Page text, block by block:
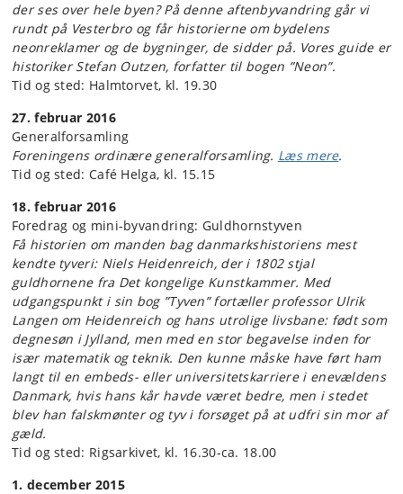
der ses over hele byen? På denne aftenbyvandring går vi
rundt på Vesterbro og får historierne om bydelens
neonreklamer og de bygninger, de sidder på. Vores guide er
historiker Stefan Outzen, forfatter til bogen ”Neon”.
Tid og sted: Halmtorvet, kl. 19.30
27. februar 2016
Generalforsamling
Foreningens ordinære generalforsamling. Læs mere.
Tid og sted: Café Helga, kl. 15.15
18. februar 2016
Foredrag og mini-byvandring: Guldhornstyven
Få historien om manden bag danmarkshistoriens mest
kendte tyveri: Niels Heidenreich, der i 1802 stjal
guldhornene fra Det kongelige Kunstkammer. Med
udgangspunkt i sin bog ”Tyven” fortæller professor Ulrik
Langen om Heidenreich og hans utrolige livsbane: født som
degnesøn i Jylland, men med en stor begavelse inden for
især matematik og teknik. Den kunne måske have ført ham
langt til en embeds- eller universitetskarriere i enevældens
Danmark, hvis hans kår havde været bedre, men i stedet
blev han falskmønter og tyv i forsøget på at udfri sin mor af
gæld.
Tid og sted: Rigsarkivet, kl. 16.30-ca. 18.00
1. december 2015